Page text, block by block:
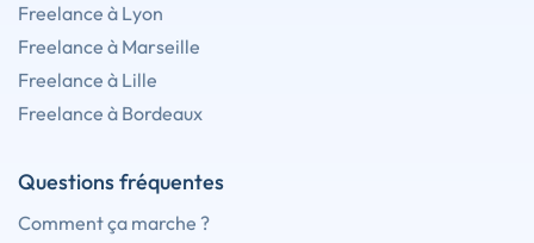
Freelance à Lyon
Freelance à Marseille
Freelance à Lille
Freelance à Bordeaux
Questions fréquentes
Comment ça marche ?